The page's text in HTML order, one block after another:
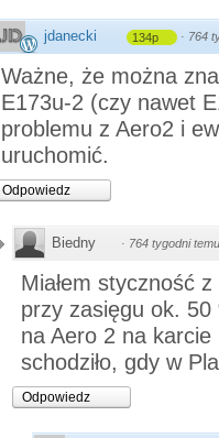
jdanecki 134p · 764
Ważne, że można
E173u-2 (czy nawet
problemu z Aero2 i
uruchomić.
Odpowiedz
Biedny · 764 tygodni temu
Miałem styczność
przy zasięgu ok. 50
na Aero 2 na
schodziło, gdy w
Odpowiedz